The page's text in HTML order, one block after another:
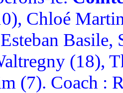
Chloé
Basile,
(18),
(7). Coach :